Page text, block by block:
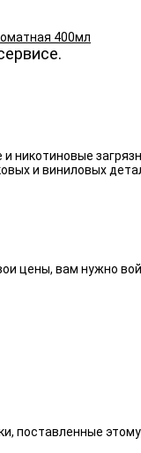
никотиновые
и виниловых
цены, вам нужно
поставленные